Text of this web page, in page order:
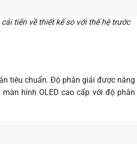
tiến về thiết kế so với thế hệ trước
tiêu chuẩn. Độ phân giải được
hình OLED cao cấp với độ